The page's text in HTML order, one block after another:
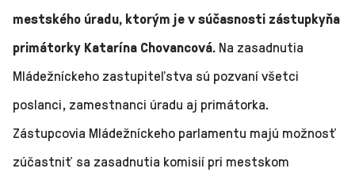
mestského úradu, ktorým je v súčasnosti zástupkyňa
primátorky Katarína Chovancová. Na zasadnutia
Mládežníckeho zastupiteľstva sú pozvaní všetci
poslanci, zamestnanci úradu aj primátorka.
Zástupcovia Mládežníckeho parlamentu majú možnosť
zúčastniť sa zasadnutia komisií pri mestskom